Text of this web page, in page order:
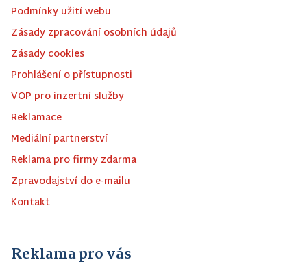
Podmínky užití webu
Zásady zpracování osobních údajů
Zásady cookies
Prohlášení o přístupnosti
VOP pro inzertní služby
Reklamace
Mediální partnerství
Reklama pro firmy zdarma
Zpravodajství do e-mailu
Kontakt
Reklama pro vás